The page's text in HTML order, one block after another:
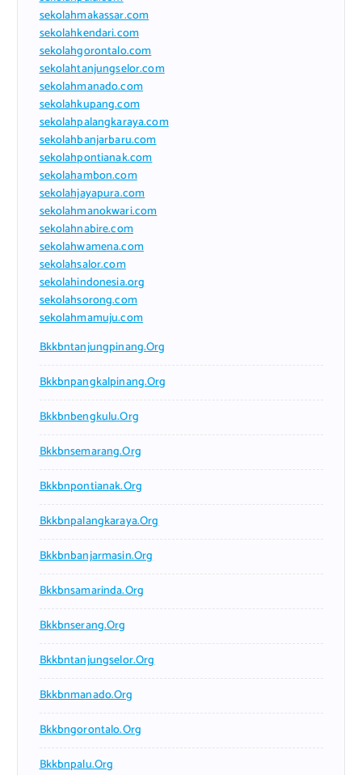
sekolahmakassar.com
sekolahkendari.com
sekolahgorontalo.com
sekolahtanjungselor.com
sekolahmanado.com
sekolahkupang.com
sekolahpalangkaraya.com
sekolahbanjarbaru.com
sekolahpontianak.com
sekolahambon.com
sekolahjayapura.com
sekolahmanokwari.com
sekolahnabire.com
sekolahwamena.com
sekolahsalor.com
sekolahindonesia.org
sekolahsorong.com
sekolahmamuju.com
Bkkbntanjungpinang.org
Bkkbnpangkalpinang.org
Bkkbnbengkulu.org
Bkkbnsemarang.org
Bkkbnpontianak.org
Bkkbnpalangkaraya.org
Bkkbnbanjarmasin.org
Bkkbnsamarinda.org
Bkkbnserang.org
Bkkbntanjungselor.org
Bkkbnmanado.org
Bkkbngorontalo.org
Bkkbnpalu.org